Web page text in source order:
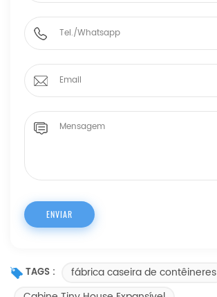
TAGS :
fábrica caseira de contêineres